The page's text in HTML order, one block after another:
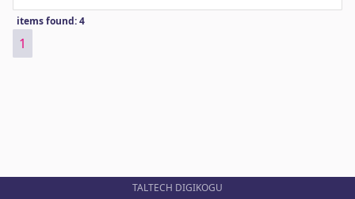
items found: 4
1
TALTECH DIGIKOGU